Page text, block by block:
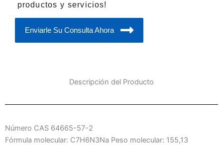
productos y servicios!
Enviarle Su Consulta Ahora
Descripción del Producto
Número CAS 64665-57-2
Fórmula molecular: C7H6N3Na Peso molecular: 155,13